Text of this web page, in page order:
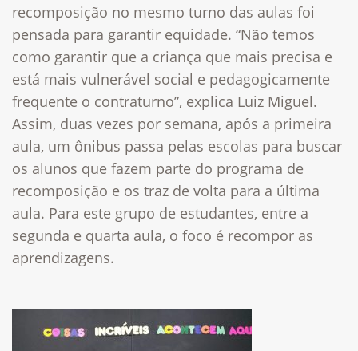
recomposição no mesmo turno das aulas foi
pensada para garantir equidade. “Não temos
como garantir que a criança que mais precisa e
está mais vulnerável social e pedagogicamente
frequente o contraturno”, explica Luiz Miguel.
Assim, duas vezes por semana, após a primeira
aula, um ônibus passa pelas escolas para buscar
os alunos que fazem parte do programa de
recomposição e os traz de volta para a última
aula. Para este grupo de estudantes, entre a
segunda e quarta aula, o foco é recompor as
aprendizagens.